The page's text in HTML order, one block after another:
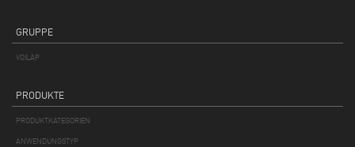
GRUPPE
VOILÀP
PRODUKTE
PRODUKTKATEGORIEN
ANWENDUNGSTYP